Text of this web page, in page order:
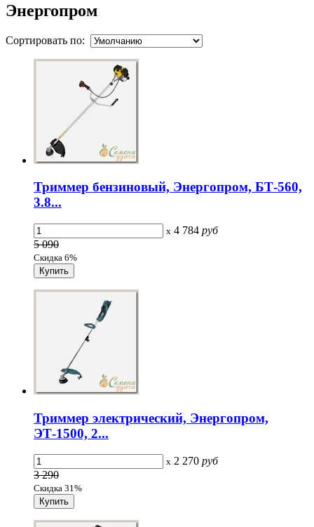
Энергопром
Сортировать по:
Триммер бензиновый, Энергопром, БТ-560,
3.8...
x 4 784 руб
5 090
Скидка 6%
Триммер электрический, Энергопром,
ЭТ-1500, 2...
x 2 270 руб
3 290
Скидка 31%